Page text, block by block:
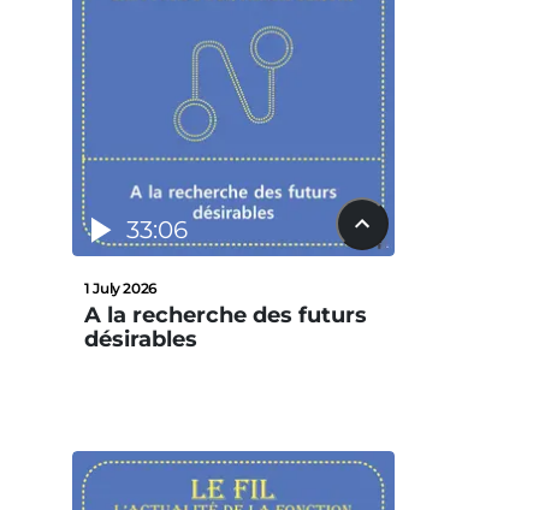
33:06
1 July 2026
A la recherche des futurs
désirables